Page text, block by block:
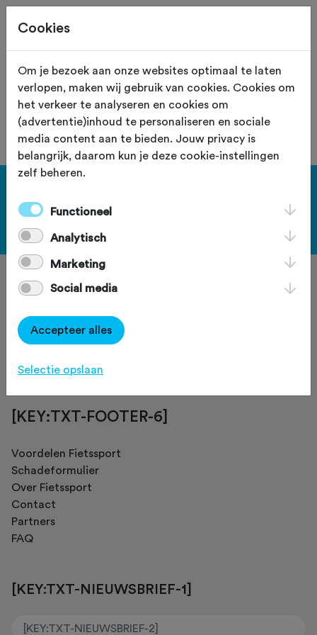
Site staat in teststand
XS
De vereniging met nummer "110093" is
niet gevonden.
[KEY:TXT-FOOTER-3]
[KEY:TXT-FOOTER-4]
[KEY:TXT-FOOTER-6]
Voordelen Fietssport
Schadeformulier
Over Fietssport
Contact
Partners
FAQ
[KEY:TXT-NIEUWSBRIEF-1]
Cookies
Om je bezoek aan onze websites optimaal te laten
verlopen, maken wij gebruik van cookies. Cookies om
het verkeer te analyseren en cookies om
(advertentie)inhoud te personaliseren en sociale
media content aan te bieden. Jouw privacy is
belangrijk, daarom kun je deze cookie-instellingen
zelf beheren.
Functioneel
Analytisch
Marketing
Social media
Accepteer alles
Selectie opslaan